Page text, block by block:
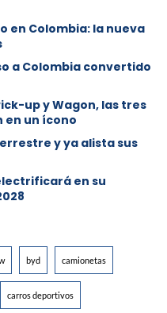
en Colombia: la nueva
a Colombia convertido
up y Wagon, las tres
en un ícono
y ya alista sus
en su
byd camionetas
carros deportivos